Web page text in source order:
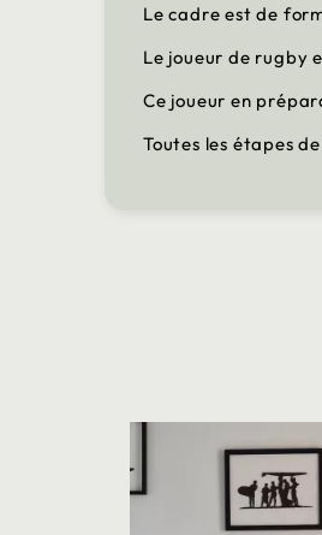
Le cadre est de
Le joueur de rugby
Ce joueur en
Toutes les étapes